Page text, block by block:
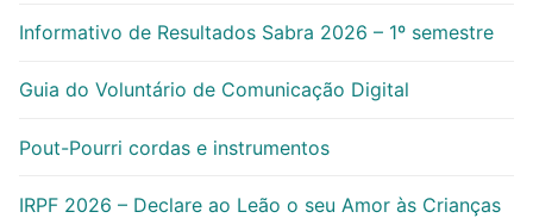
Informativo de Resultados Sabra 2026 – 1º semestre
Guia do Voluntário de Comunicação Digital
Pout-Pourri cordas e instrumentos
IRPF 2026 – Declare ao Leão o seu Amor às Crianças